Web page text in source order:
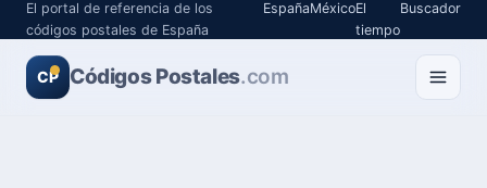
El portal de referencia de los
códigos postales de España
EspañaMéxicoEl
tiempo
Buscador
CP Códigos Postales.com